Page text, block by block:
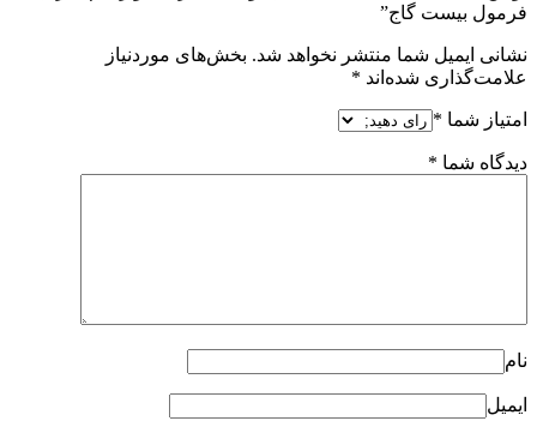
فرمول بیست گاج”
نشانی ایمیل شما منتشر نخواهد شد. بخش‌های موردنیاز
علامت‌گذاری شده‌اند *
امتیاز شما *
دیدگاه شما *
نام
ایمیل